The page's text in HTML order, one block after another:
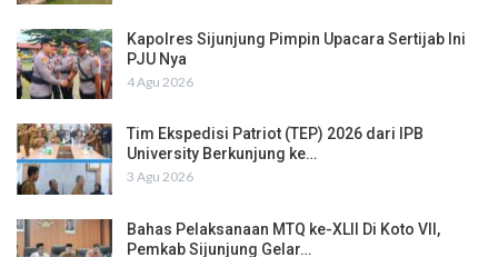
Kapolres Sijunjung Pimpin Upacara Sertijab Ini
PJU Nya
4 Agu 2026
Tim Ekspedisi Patriot (TEP) 2026 dari IPB
University Berkunjung ke…
3 Agu 2026
Bahas Pelaksanaan MTQ ke-XLII Di Koto VII,
Pemkab Sijunjung Gelar…